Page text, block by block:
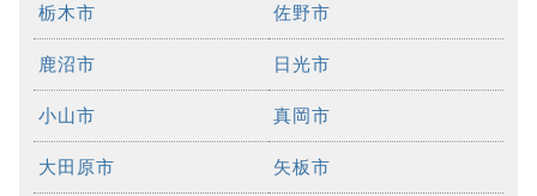
栃木市 佐野市
鹿沼市 日光市
小山市 真岡市
大田原市 矢板市